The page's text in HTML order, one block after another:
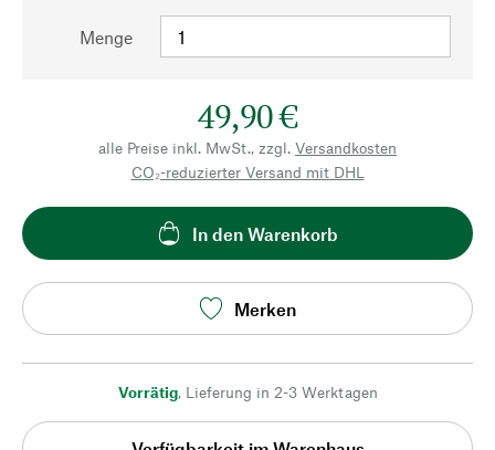
Menge
49,90 €
alle Preise inkl. MwSt., zzgl. Versandkosten
CO₂-reduzierter Versand mit DHL
In den Warenkorb
Merken
Vorrätig, Lieferung in 2-3 Werktagen